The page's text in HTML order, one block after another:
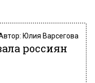
Юлия Варсегова
россиян